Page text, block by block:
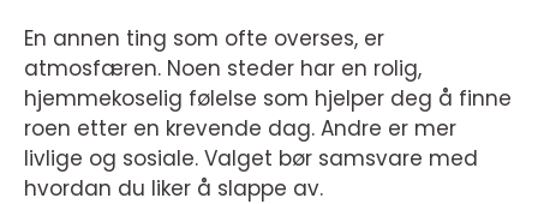
En annen ting som ofte overses, er
atmosfæren. Noen steder har en rolig,
hjemmekoselig følelse som hjelper deg å finne
roen etter en krevende dag. Andre er mer
livlige og sosiale. Valget bør samsvare med
hvordan du liker å slappe av.